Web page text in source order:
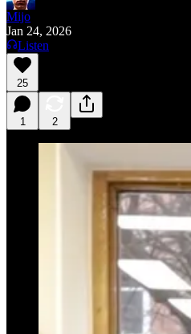
Mijo
Jan 24, 2026
Listen
25
1 2